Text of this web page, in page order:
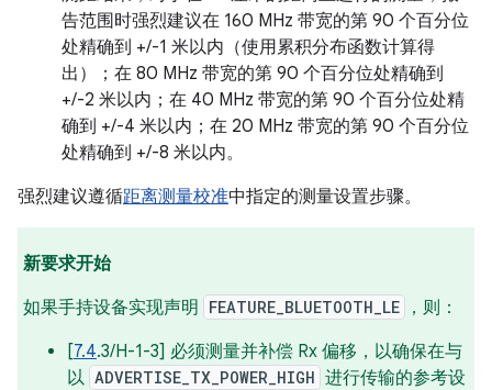
告范围时强烈建议在 160 MHz 带宽的第 90 个百分位
处精确到 +/-1 米以内（使用累积分布函数计算得
出）；在 80 MHz 带宽的第 90 个百分位处精确到
+/-2 米以内；在 40 MHz 带宽的第 90 个百分位处精
确到 +/-4 米以内；在 20 MHz 带宽的第 90 个百分位
处精确到 +/-8 米以内。
强烈建议遵循距离测量校准中指定的测量设置步骤。
新要求开始
如果手持设备实现声明
FEATURE_BLUETOOTH_LE
，则：
[7.4.3/H-1-3] 必须测量并补偿 Rx 偏移，以确保在与
以 ADVERTISE_TX_POWER_HIGH 进行传输的参考设